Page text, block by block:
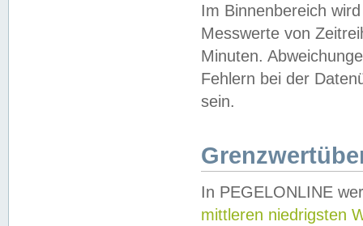
Im Binnenbereich
Messwerte von
Minuten.
Fehlern bei der
sein.
In PEGELONLINE
mittleren niedrigsten